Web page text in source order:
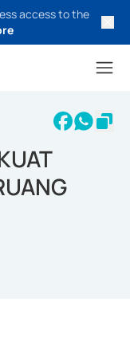
access to the